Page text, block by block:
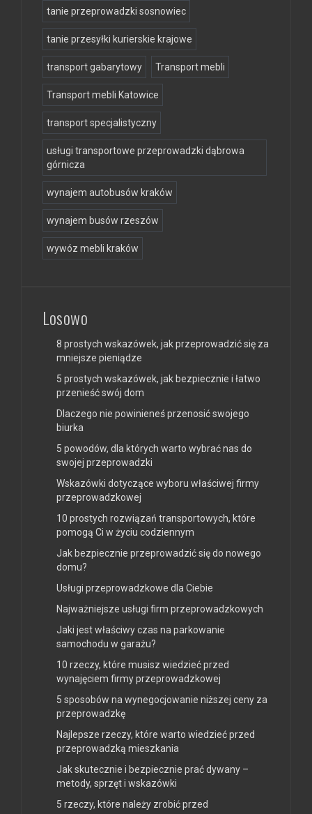
tanie przeprowadzki sosnowiec
tanie przesyłki kurierskie krajowe
transport gabarytowy Transport mebli
Transport mebli Katowice
transport specjalistyczny
usługi transportowe przeprowadzki dąbrowa
górnicza
wynajem autobusów kraków
wynajem busów rzeszów
wywóz mebli kraków
Losowo
8 prostych wskazówek, jak przeprowadzić się za
mniejsze pieniądze
5 prostych wskazówek, jak bezpiecznie i łatwo
przenieść swój dom
Dlaczego nie powinieneś przenosić swojego
biurka
5 powodów, dla których warto wybrać nas do
swojej przeprowadzki
Wskazówki dotyczące wyboru właściwej firmy
przeprowadzkowej
10 prostych rozwiązań transportowych, które
pomogą Ci w życiu codziennym
Jak bezpiecznie przeprowadzić się do nowego
domu?
Usługi przeprowadzkowe dla Ciebie
Najważniejsze usługi firm przeprowadzkowych
Jaki jest właściwy czas na parkowanie
samochodu w garażu?
10 rzeczy, które musisz wiedzieć przed
wynajęciem firmy przeprowadzkowej
5 sposobów na wynegocjowanie niższej ceny za
przeprowadzkę
Najlepsze rzeczy, które warto wiedzieć przed
przeprowadzką mieszkania
Jak skutecznie i bezpiecznie prać dywany –
metody, sprzęt i wskazówki
5 rzeczy, które należy zrobić przed